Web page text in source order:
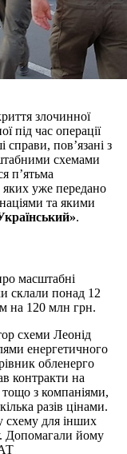
злочинної
під час операції
справи, пов’язані з
схемами
п’ятьма
уже передано
та якими
.
масштабні
склали понад 12
на 120 млн грн.
схеми Леонід
енергетичного
обленерго
контракти на
тощо з компаніями,
разів цінами.
схему для інших
Допомагали йому